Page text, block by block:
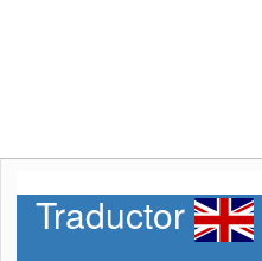
Traductor